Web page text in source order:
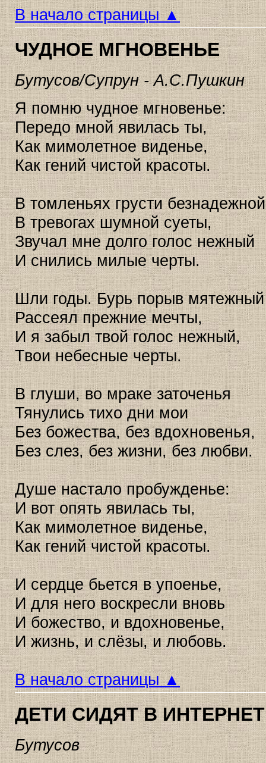
В начало страницы ▲
ЧУДНОЕ МГНОВЕНЬЕ
Бутусов/Супрун - А.С.Пушкин
Я помню чудное мгновенье:
Передо мной явилась ты,
Как мимолетное виденье,
Как гений чистой красоты.
В томленьях грусти
В тревогах шумной суеты,
Звучал мне долго голос нежный
И снились милые черты.
Шли годы. Бурь порыв мятежный
Рассеял прежние мечты,
И я забыл твой голос нежный,
Твои небесные черты.
В глуши, во мраке заточенья
Тянулись тихо дни мои
Без божества, без вдохновенья,
Без слез, без жизни, без любви.
Душе настало пробужденье:
И вот опять явилась ты,
Как мимолетное виденье,
Как гений чистой красоты.
И сердце бьется в упоенье,
И для него воскресли вновь
И божество, и вдохновенье,
И жизнь, и слёзы, и любовь.
В начало страницы ▲
ДЕТИ СИДЯТ В
Бутусов